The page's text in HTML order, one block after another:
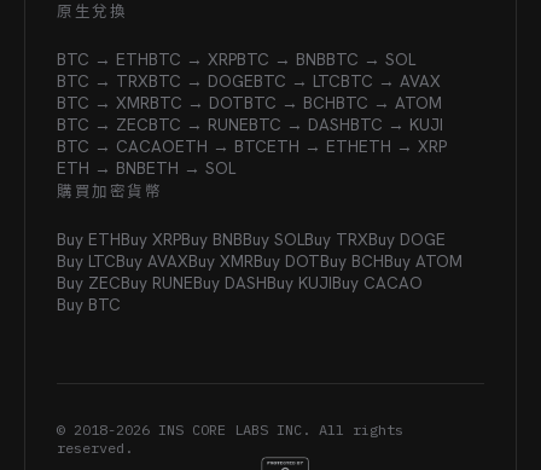
原生兌換
BTC → ETHBTC → XRPBTC → BNBBTC → SOL
BTC → TRXBTC → DOGEBTC → LTCBTC → AVAX
BTC → XMRBTC → DOTBTC → BCHBTC → ATOM
BTC → ZECBTC → RUNEBTC → DASHBTC → KUJI
BTC → CACAOETH → BTCETH → ETHETH → XRP
ETH → BNBETH → SOL
購買加密貨幣
Buy ETHBuy XRPBuy BNBBuy SOLBuy TRXBuy DOGE
Buy LTCBuy AVAXBuy XMRBuy DOTBuy BCHBuy ATOM
Buy ZECBuy RUNEBuy DASHBuy KUJIBuy CACAO
Buy BTC
© 2018-2026 INS CORE LABS INC. All rights
reserved.